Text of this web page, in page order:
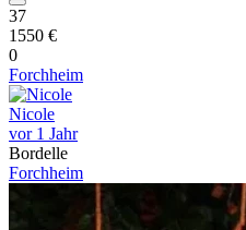
37
1550 €
0
Forchheim
Nicole
vor 1 Jahr
Bordelle
Forchheim